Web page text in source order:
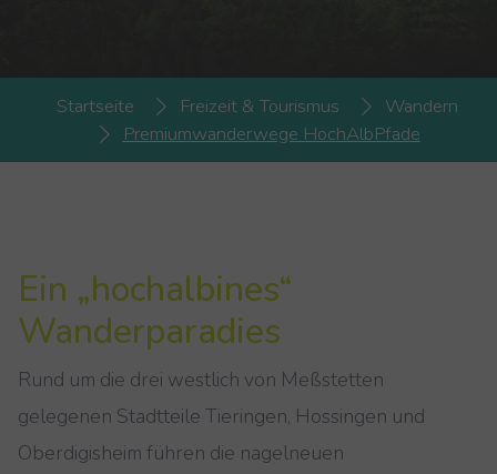
Startseite Freizeit & Tourismus
Wandern
Premiumwanderwege HochAlbPfade
Ein „hochalbines“
Wanderparadies
Rund um die drei westlich von Meßstetten
gelegenen Stadtteile Tieringen, Hossingen und
Oberdigisheim führen die nagelneuen